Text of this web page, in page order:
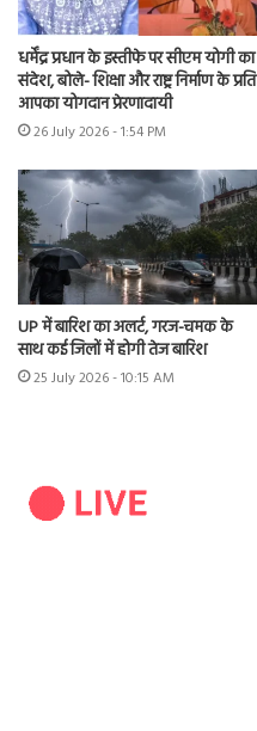
धर्मेंद्र प्रधान के इस्तीफे पर सीएम योगी का
संदेश, बोले- शिक्षा और राष्ट्र निर्माण के प्रति
आपका योगदान प्रेरणादायी
26 July 2026 - 1:54 PM
UP में बारिश का अलर्ट, गरज-चमक के
साथ कई जिलों में होगी तेज बारिश
25 July 2026 - 10:15 AM